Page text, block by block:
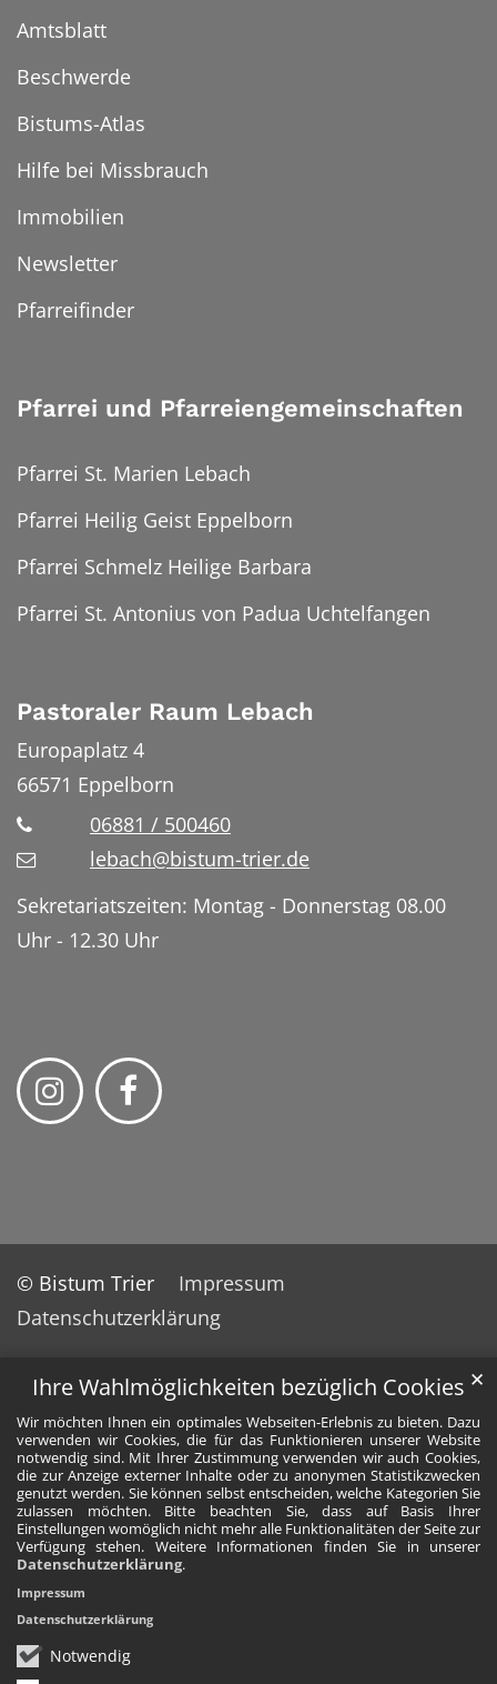
Ihre Wahlmöglichkeiten bezüglich Cookies
Wir möchten Ihnen ein optimales Webseiten-Erlebnis zu bieten. Dazu
verwenden wir Cookies, die für das Funktionieren unserer Website
notwendig sind. Mit Ihrer Zustimmung verwenden wir auch Cookies,
die zur Anzeige externer Inhalte oder zu anonymen Statistikzwecken
genutzt werden. Sie können selbst entscheiden, welche Kategorien Sie
zulassen möchten. Bitte beachten Sie, dass auf Basis Ihrer
Einstellungen womöglich nicht mehr alle Funktionalitäten der Seite zur
Verfügung stehen. Weitere Informationen finden Sie in unserer
Datenschutzerklärung.
Notwendig
✕
Impressum
Datenschutzerklärung
Amtsblatt
Beschwerde
Bistums-Atlas
Hilfe bei Missbrauch
Immobilien
Newsletter
Pfarreifinder
Pfarrei und Pfarreiengemeinschaften
Pfarrei St. Marien Lebach
Pfarrei Heilig Geist Eppelborn
Pfarrei Schmelz Heilige Barbara
Pfarrei St. Antonius von Padua Uchtelfangen
Pastoraler Raum Lebach
Europaplatz 4
66571 Eppelborn
06881 / 500460
lebach@bistum-trier.de
Sekretariatszeiten: Montag - Donnerstag 08.00
Uhr - 12.30 Uhr
© Bistum Trier
Impressum
Datenschutzerklärung